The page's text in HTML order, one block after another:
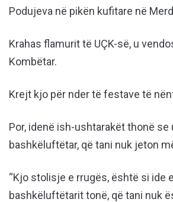
Podujeva në pikën kufitare në
Krahas flamurit të UÇK-së, u
Kombëtar.
Krejt kjo për nder të festave të
Por, idenë ish-ushtarakët thonë se
bashkëluftëtar, që tani nuk jeton
“Kjo stolisje e rrugës, është si ide
bashkëluftëtarit tonë, që tani nuk